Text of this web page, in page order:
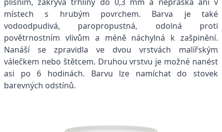
plísním, zakrývá trhliny do 0,3 mm a nepraská ani v
místech s hrubým povrchem. Barva je také
vodoodpudivá, paropropustná, odolná proti
povětrnostním vlivům a méně náchylná k zašpinění.
Nanáší se zpravidla ve dvou vrstvách malířským
válečkem nebo štětcem. Druhou vrstvu je možné nanést
asi po 6 hodinách. Barvu lze namíchat do stovek
barevných odstínů.